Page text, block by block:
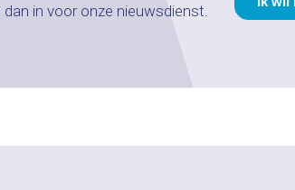
in voor onze nieuwsdienst.